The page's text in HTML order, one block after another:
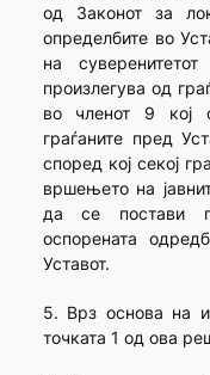
од Законот за
определбите во
на
произлегува од
во членот 9 кој
граѓаните пред
според кој секој
вршењето на
да се постави
оспорената
Уставот.
5. Врз основа на
точката 1 од ова